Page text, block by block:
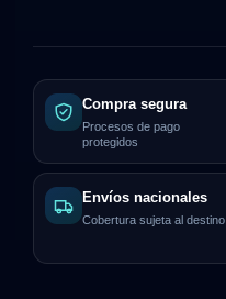
Compra segura
Procesos de pago
protegidos
Envíos nacionales
Cobertura sujeta al destino